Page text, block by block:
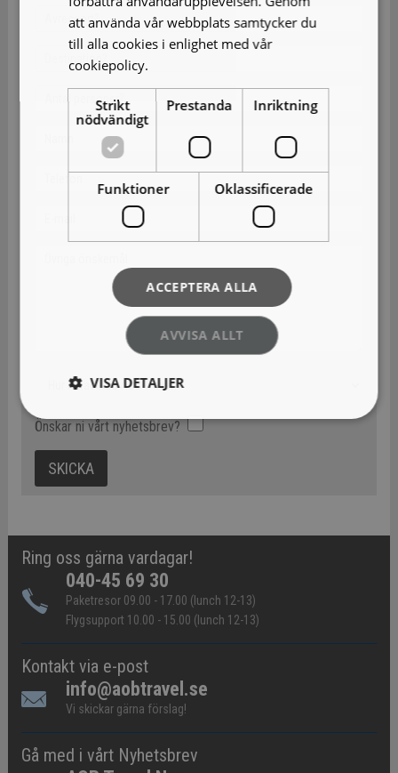
Önskar ni vårt nyhetsbrev?
Ring oss gärna vardagar!
040-45 69 30
Paketresor 09.00 - 17.00 (lunch 12-13)
Flygsupport 10.00 - 15.00 (lunch 12-13)
Kontakt via e-post
info@aobtravel.se
Vi skickar gärna förslag!
Gå med i vårt Nyhetsbrev
att använda vår webbplats samtycker du
till alla cookies i enlighet med vår
cookiepolicy.
Strikt
nödvändigt
Prestanda Inriktning
Funktioner Oklassificerade
ACCEPTERA ALLA
AVVISA ALLT
VISA DETALJER